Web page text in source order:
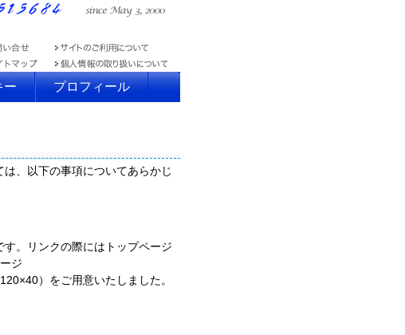
ー プロフィール
、以下の事項についてあらかじ
。リンクの際にはトップページ
ジ
）をご用意いたしました。